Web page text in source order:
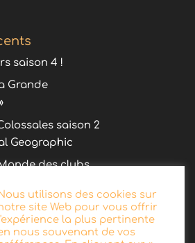
saison 4 !
Grande
saison 2
Geographic
des clubs
avec Olivier
des clubs
avec Olivier
utilisons des cookies sur
site Web pour vous offrir
la plus pertinente
nous souvenant de vos